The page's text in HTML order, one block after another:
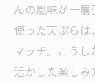
んの風味が一
使った天ぷら
マッチ。こう
活かした楽し